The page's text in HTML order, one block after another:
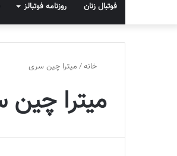
فوتبال زنان روزنامه فوتبالز
خانه/ میترا چین سری
میترا